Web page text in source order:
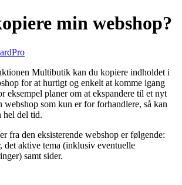
min webshop?
Pro
Multibutik kan du kopiere indholdet i
for at hurtigt og enkelt at komme igang
eksempel planer om at ekspandere til et nyt
webshop som kun er for forhandlere, så kan
hel del tid.
fra den eksisterende webshop er følgende:
det aktive tema (inklusiv eventuelle
samt sider.